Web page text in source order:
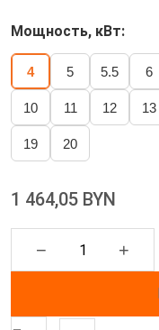
Мощность, кВт:
4 5 5.5 6
10 11 12 13
19 20
1 464,05 BYN
− +